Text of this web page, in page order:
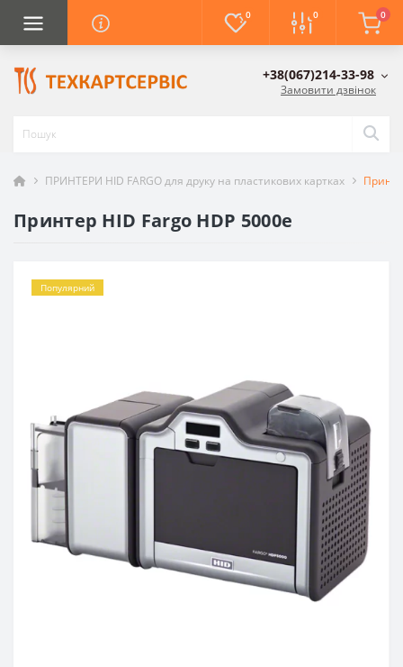
0 0 0
+38(067)214-33-98
Замовити дзвінок
ПРИНТЕРИ HID FARGO для друку на пластикових картках
Принтер HID Fargo HDP 5000e
Популярний